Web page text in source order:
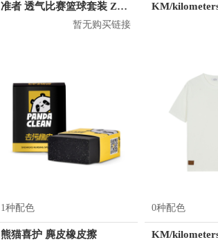
准者 透气比赛篮球套装 Z118210177
暂无购买链接
1种配色
熊猫喜护 麂皮橡皮擦
0种配色